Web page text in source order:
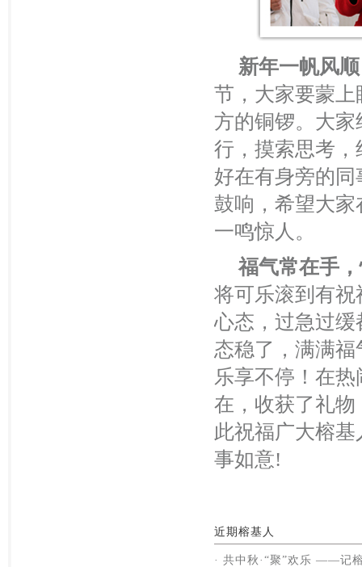
新年一帆风
节，大家要蒙
方的铜锣。大
行，摸索思考
好在有身旁的
鼓响，希望大
一鸣惊人。
福气常在手
将可乐滚到有
心态，过急过
态稳了，满满
乐享不停！在
在，收获了礼
此祝福广大榕
事如意!
近期榕基人
· 共中秋·“聚”欢乐 ——记